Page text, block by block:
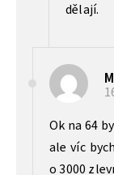
dělají.
Ok na 64
ale víc
o 3000